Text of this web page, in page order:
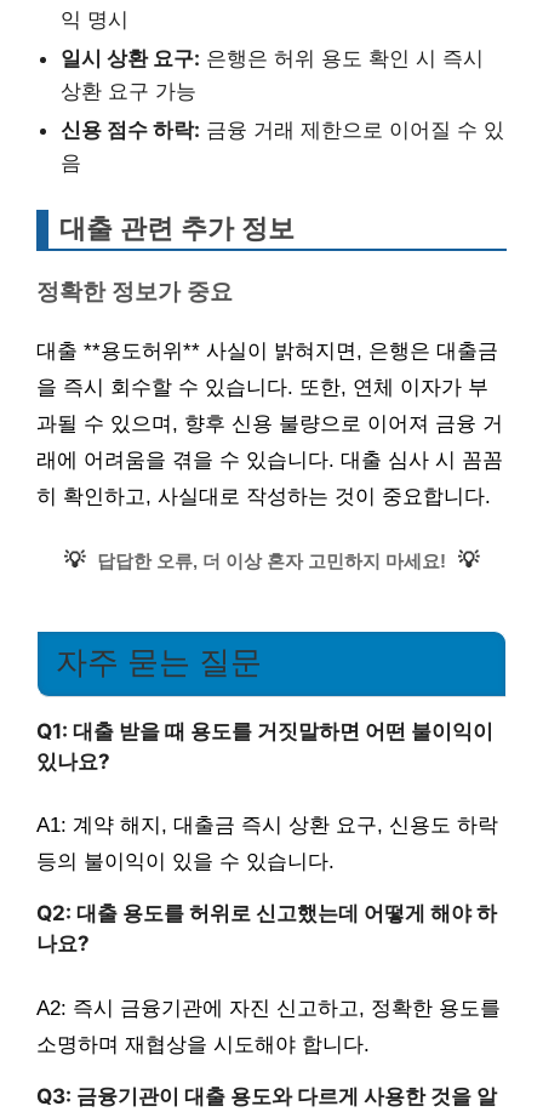
익 명시
일시 상환 요구: 은행은 허위 용도 확인 시 즉시
상환 요구 가능
신용 점수 하락: 금융 거래 제한으로 이어질 수 있
음
대출 관련 추가 정보
정확한 정보가 중요
대출 **용도허위** 사실이 밝혀지면, 은행은 대출금
을 즉시 회수할 수 있습니다. 또한, 연체 이자가 부
과될 수 있으며, 향후 신용 불량으로 이어져 금융 거
래에 어려움을 겪을 수 있습니다. 대출 심사 시 꼼꼼
히 확인하고, 사실대로 작성하는 것이 중요합니다.
💡 답답한 오류, 더 이상 혼자 고민하지 마세요! 💡
자주 묻는 질문
Q1: 대출 받을 때 용도를 거짓말하면 어떤 불이익이
있나요?
A1: 계약 해지, 대출금 즉시 상환 요구, 신용도 하락
등의 불이익이 있을 수 있습니다.
Q2: 대출 용도를 허위로 신고했는데 어떻게 해야 하
나요?
A2: 즉시 금융기관에 자진 신고하고, 정확한 용도를
소명하며 재협상을 시도해야 합니다.
Q3: 금융기관이 대출 용도와 다르게 사용한 것을 알